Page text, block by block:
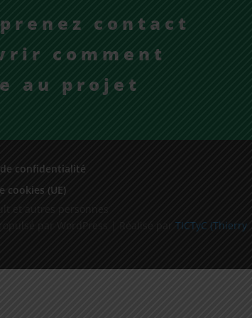
contact
comment
au projet
confidentialité
cookies (UE)
et autres personnes
par WordPress | Réalisé parTICTyC (Thierry